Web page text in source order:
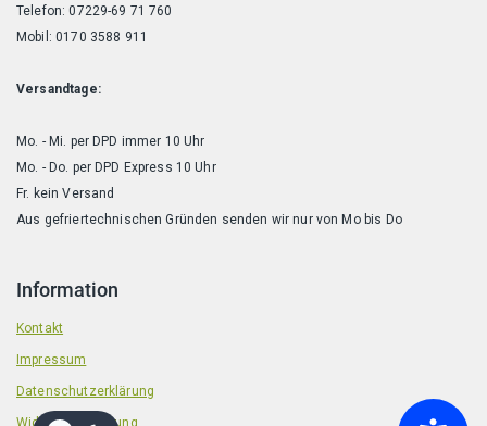
Telefon: 07229-69 71 760
Mobil: 0170 3588 911
Versandtage:
Mo. - Mi. per DPD immer 10 Uhr
Mo. - Do. per DPD Express 10 Uhr
Fr. kein Versand
Aus gefriertechnischen Gründen senden wir nur von Mo bis Do
Information
Kontakt
Impressum
Datenschutzerklärung
Widerrufsbelehrung